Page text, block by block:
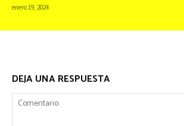
enero 19, 2024
DEJA UNA RESPUESTA